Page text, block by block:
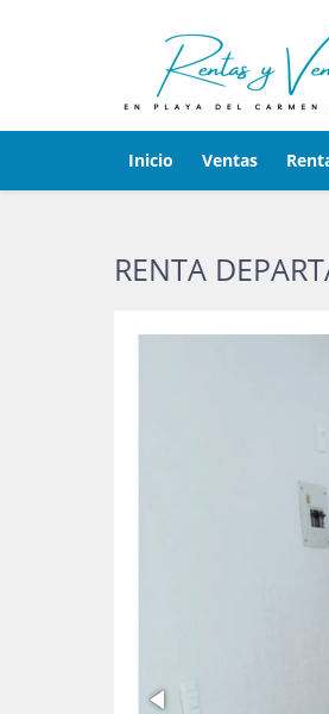
Inicio Ventas
RENTA